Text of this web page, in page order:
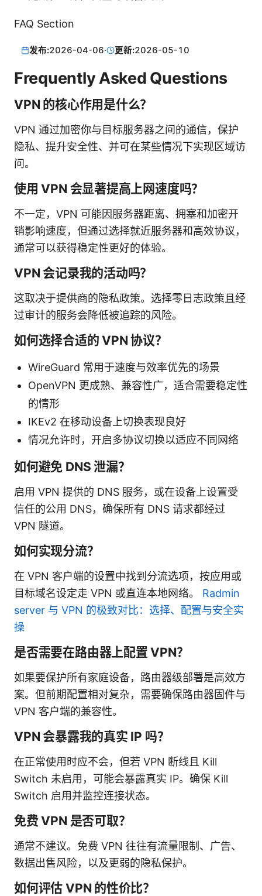
FAQ Section
发布:2026-04-06· 更新:2026-05-10
Frequently Asked Questions
VPN 的核心作用是什么？
VPN 通过加密你与目标服务器之间的通信，保护
隐私、提升安全性、并可在某些情况下实现区域访
问。
使用 VPN 会显著提高上网速度吗？
不一定，VPN 可能因服务器距离、拥塞和加密开
销影响速度，但通过选择就近服务器和高效协议，
通常可以获得稳定性更好的体验。
VPN 会记录我的活动吗？
这取决于提供商的隐私政策。选择零日志政策且经
过审计的服务会降低被追踪的风险。
如何选择合适的 VPN 协议？
WireGuard 常用于速度与效率优先的场景
OpenVPN 更成熟、兼容性广，适合需要稳定性
的情形
IKEv2 在移动设备上切换表现良好
情况允许时，开启多协议切换以适应不同网络
如何避免 DNS 泄漏？
启用 VPN 提供的 DNS 服务，或在设备上设置受
信任的公用 DNS，确保所有 DNS 请求都经过
VPN 隧道。
如何实现分流？
在 VPN 客户端的设置中找到分流选项，按应用或
目标域名设定走 VPN 或直连本地网络。 Radmin
server 与 VPN 的极致对比：选择、配置与安全实
操
是否需要在路由器上配置 VPN？
如果要保护所有家庭设备，路由器级部署是高效方
案。但前期配置相对复杂，需要确保路由器固件与
VPN 客户端的兼容性。
VPN 会暴露我的真实 IP 吗？
在正常使用时应不会，但若 VPN 断线且 Kill
Switch 未启用，可能会暴露真实 IP。确保 Kill
Switch 启用并监控连接状态。
免费 VPN 是否可取？
通常不建议。免费 VPN 往往有流量限制、广告、
数据出售风险，以及更弱的隐私保护。
如何评估 VPN 的性价比？